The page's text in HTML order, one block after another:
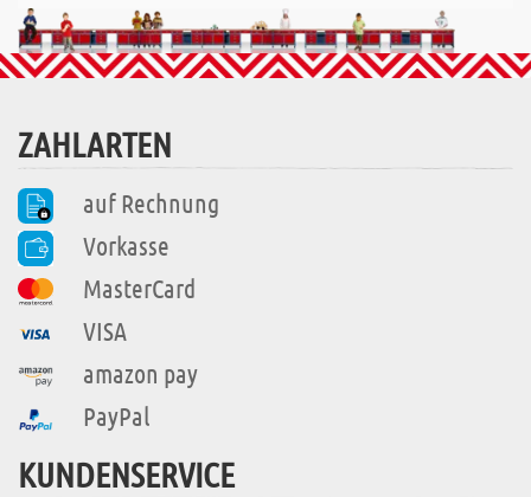
ZAHLARTEN
auf Rechnung
Vorkasse
MasterCard
VISA
amazon pay
PayPal
KUNDENSERVICE